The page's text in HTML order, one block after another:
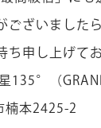
ございました
申し上げてお
星135°（
楠本2425-2